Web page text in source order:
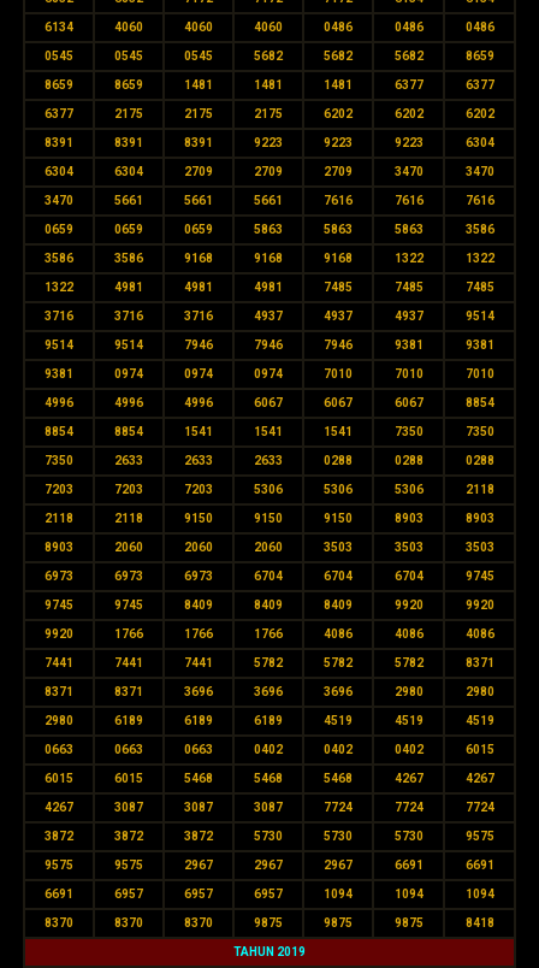
6134 4060 4060 4060 0486 0486 0486
0545 0545 0545 5682 5682 5682 8659
8659 8659 1481 1481 1481 6377 6377
6377 2175 2175 2175 6202 6202 6202
8391 8391 8391 9223 9223 9223 6304
6304 6304 2709 2709 2709 3470 3470
3470 5661 5661 5661 7616 7616 7616
0659 0659 0659 5863 5863 5863 3586
3586 3586 9168 9168 9168 1322 1322
1322 4981 4981 4981 7485 7485 7485
3716 3716 3716 4937 4937 4937 9514
9514 9514 7946 7946 7946 9381 9381
9381 0974 0974 0974 7010 7010 7010
4996 4996 4996 6067 6067 6067 8854
8854 8854 1541 1541 1541 7350 7350
7350 2633 2633 2633 0288 0288 0288
7203 7203 7203 5306 5306 5306 2118
2118 2118 9150 9150 9150 8903 8903
8903 2060 2060 2060 3503 3503 3503
6973 6973 6973 6704 6704 6704 9745
9745 9745 8409 8409 8409 9920 9920
9920 1766 1766 1766 4086 4086 4086
7441 7441 7441 5782 5782 5782 8371
8371 8371 3696 3696 3696 2980 2980
2980 6189 6189 6189 4519 4519 4519
0663 0663 0663 0402 0402 0402 6015
6015 6015 5468 5468 5468 4267 4267
4267 3087 3087 3087 7724 7724 7724
3872 3872 3872 5730 5730 5730 9575
9575 9575 2967 2967 2967 6691 6691
6691 6957 6957 6957 1094 1094 1094
8370 8370 8370 9875 9875 9875 8418
TAHUN 2019